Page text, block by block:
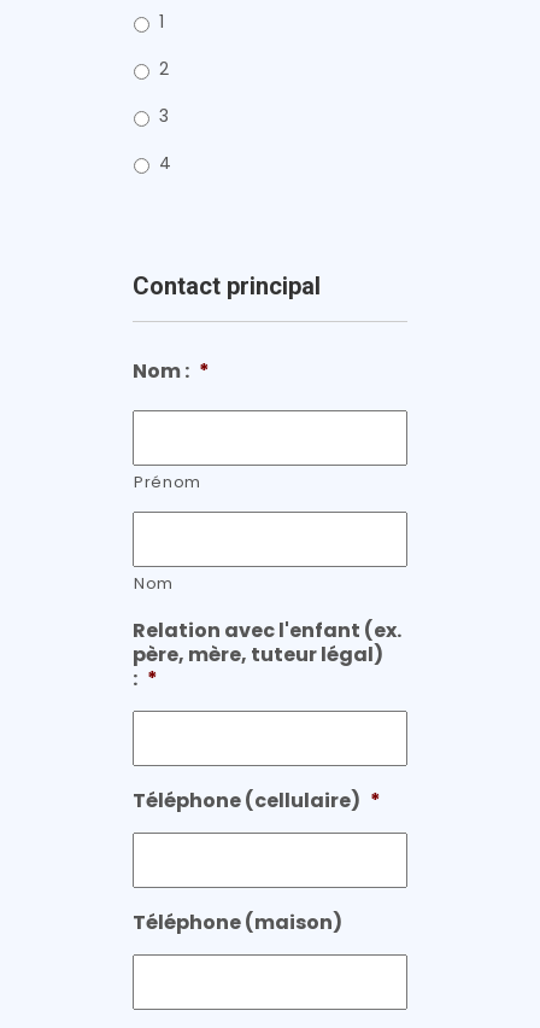
1
2
3
4
Contact principal
Nom : *
Prénom
Nom
Relation avec l'enfant (ex.
père, mère, tuteur légal)
: *
Téléphone (cellulaire) *
Téléphone (maison)